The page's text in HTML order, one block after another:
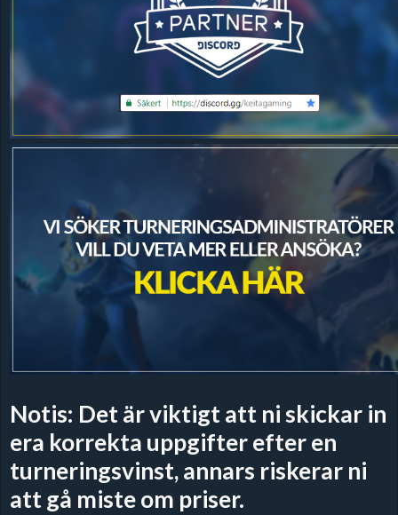
Notis: Det är viktigt att ni skickar in
era korrekta uppgifter efter en
turneringsvinst, annars riskerar ni
att gå miste om priser.